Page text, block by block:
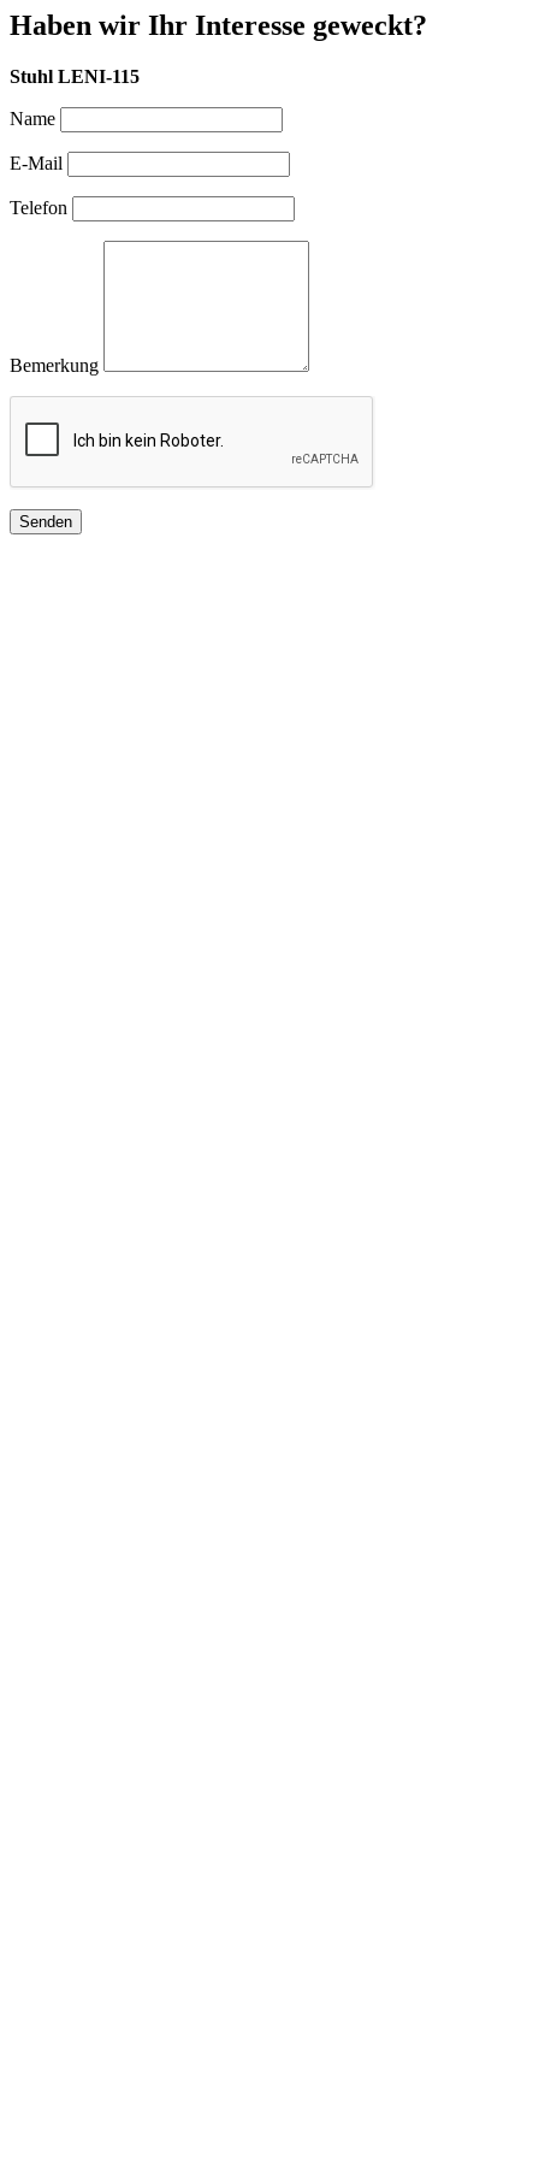
Haben wir Ihr Interesse geweckt?
Stuhl LENI-115
Name
E-Mail
Telefon
Bemerkung
Senden